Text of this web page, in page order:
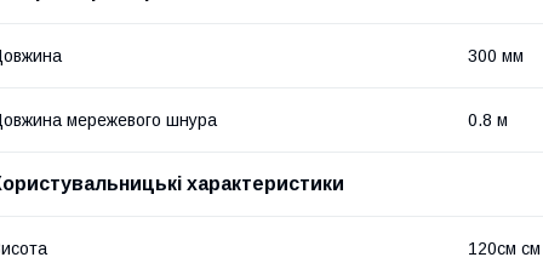
300 мм
мережевого шнура 0.8 м
характеристики
120см см